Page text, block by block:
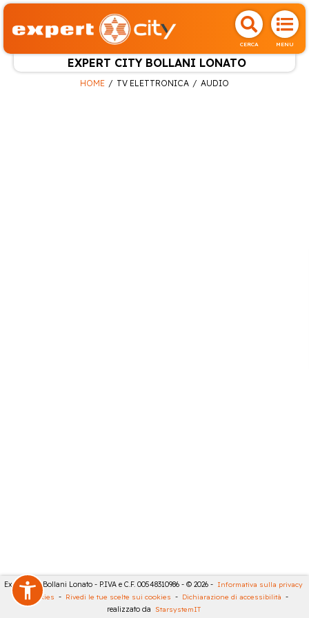
CERCA MENU
EXPERT CITY BOLLANI LONATO
HOME TV ELETTRONICA AUDIO
Expert City Bollani Lonato - P.IVA e C.F. 00548310986 - © 2026 - Informativa sulla privacy
Cookies - Rivedi le tue scelte sui cookies - Dichiarazione di accessibilità -
realizzato da StarsystemIT